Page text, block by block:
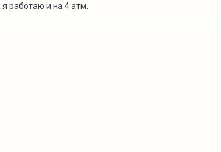
работаю и на 4 атм.